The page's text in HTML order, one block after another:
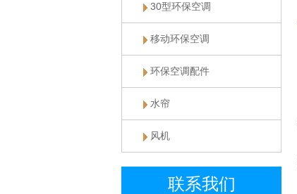
30型环保空调
移动环保空调
环保空调配件
水帘
风机
联系我们